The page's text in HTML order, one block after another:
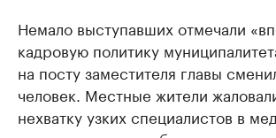
Немало выступавших отмечали
кадровую политику
на посту заместителя главы
человек. Местные жители
нехватку узких специалистов в